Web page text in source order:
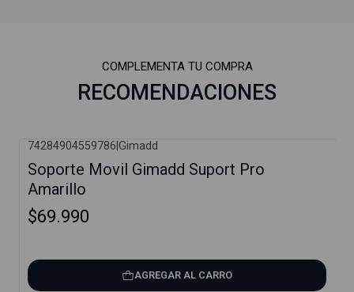
COMPLEMENTA TU COMPRA
RECOMENDACIONES
74284904559786 Gimadd
Soporte Movil Gimadd Suport Pro
Amarillo
$69.990
AGREGAR AL CARRO